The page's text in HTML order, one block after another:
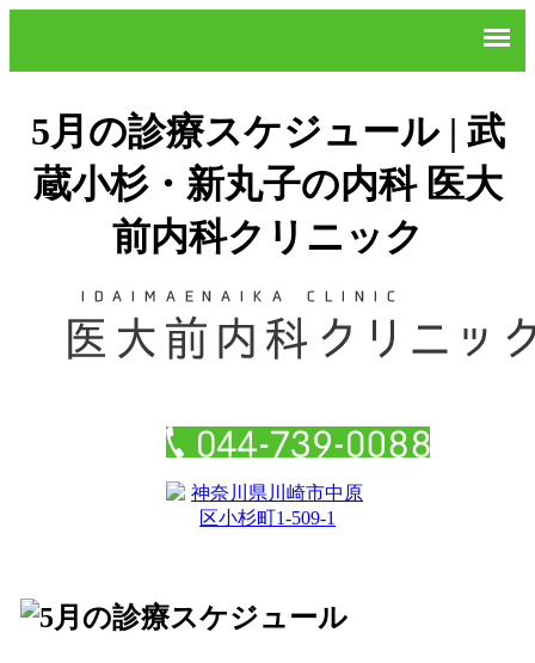
5月の診療スケジュール | 武
蔵小杉・新丸子の内科 医大
前内科クリニック